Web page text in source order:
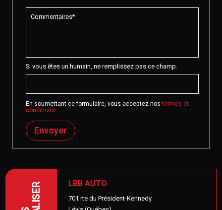
Si vous êtes un humain, ne remplissez pas ce champ.
En soumettant ce formulaire, vous acceptez nostermes et
conditions.
Envoyer
LBB AUTO
701 rte du Président-Kennedy